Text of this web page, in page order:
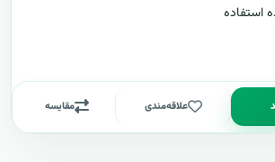
استفاده
علاقه‌مندی مقایسه